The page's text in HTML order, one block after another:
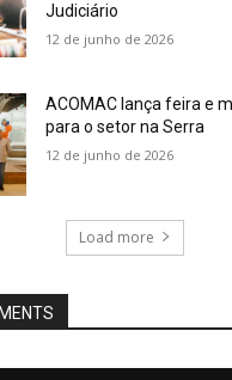
Judiciário
12 de junho de 2026
ACOMAC lança feira e
para o setor na Serra
12 de junho de 2026
Load more